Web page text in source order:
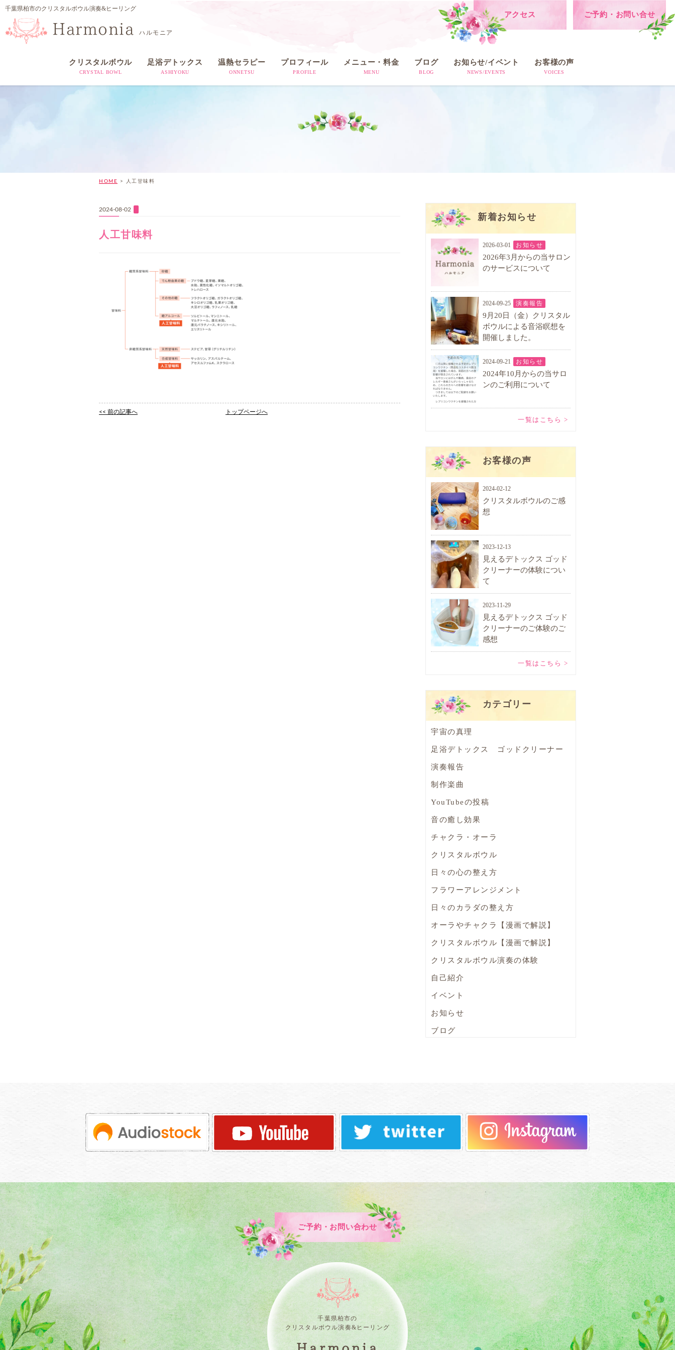
千葉県柏市のクリスタルボウル演奏&ヒーリング
Harmonia ハルモニア
アクセス ご予約・お問い合せ
クリスタルボウル
CRYSTAL BOWL
足浴デトックス
ASHIYOKU
温熱セラピー
ONNETSU
プロフィール
PROFILE
メニュー・料金
MENU
ブログ
BLOG
お知らせ/イベント
NEWS/EVENTS
お客様の声
VOICES
HOME > 人工甘味料
2024-08-02
人工甘味料
<< 前の記事へ トップページへ
新着お知らせ
2026-03-01 お知らせ
2026年3月からの当サロン
のサービスについて
2024-09-25 演奏報告
9月20日（金）クリスタル
ボウルによる音浴瞑想を
開催しました。
2024-09-21 お知らせ
2024年10月からの当サロ
ンのご利用について
一覧はこちら >
お客様の声
2024-02-12
クリスタルボウルのご感
想
2023-12-13
見えるデトックス ゴッド
クリーナーの体験につい
て
2023-11-29
見えるデトックス ゴッド
クリーナーのご体験のご
感想
一覧はこちら >
カテゴリー
宇宙の真理
足浴デトックス ゴッドクリーナー
演奏報告
制作楽曲
YouTubeの投稿
音の癒し効果
チャクラ・オーラ
クリスタルボウル
日々の心の整え方
フラワーアレンジメント
日々のカラダの整え方
オーラやチャクラ【漫画で解説】
クリスタルボウル【漫画で解説】
クリスタルボウル演奏の体験
自己紹介
イベント
お知らせ
ブログ
ご予約・お問い合わせ
千葉県柏市の
クリスタルボウル演奏&ヒーリング